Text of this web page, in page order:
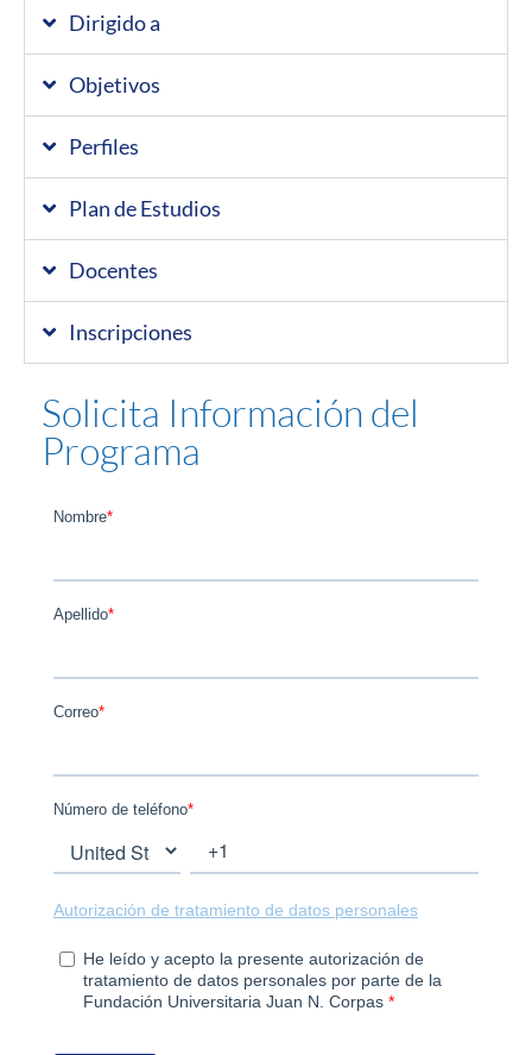
Solicita Información del
Programa
Dirigido a
Objetivos
Perfiles
Plan de Estudios
Docentes
Inscripciones